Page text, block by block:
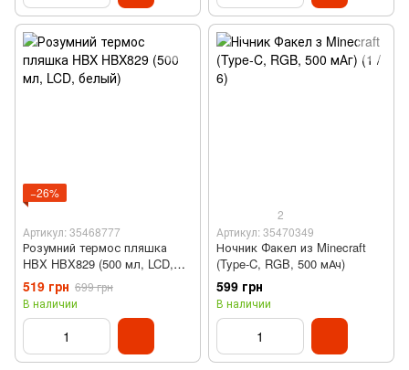
−26%
Артикул: 35468777
Розумний термос пляшка
HBX HBX829 (500 мл, LCD,
белый)
519 грн 699 грн
В наличии
2
Артикул: 35470349
Ночник Факел из Minecraft
(Type-C, RGB, 500 мАч)
599 грн
В наличии